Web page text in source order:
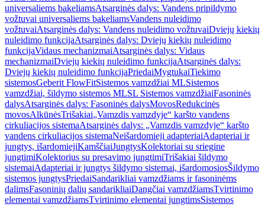
universaliems bakeliamsAtsarginės dalys: Vandens pripildymo
vožtuvai universaliems bakeliamsVandens nuleidimo
vožtuvaiAtsarginės dalys: Vandens nuleidimo vožtuvaiDviejų kiekių
nuleidimo funkcijaAtsarginės dalys: Dviejų kiekių nuleidimo
funkcijaVidaus mechanizmaiAtsarginės dalys: Vidaus
mechanizmaiDviejų kiekių nuleidimo funkcijaAtsarginės dalys:
Dviejų kiekių nuleidimo funkcijaPriedaiMygtukaiTiekimo
sistemosGeberit FlowFitSistemos vamzdžiai MLSistemos
vamzdžiai, šildymo sistemos MLSL Sistemos vamzdžiaiFasoninės
dalysAtsarginės dalys: Fasoninės dalysMovosRedukcinės
movosAlkūnėsTrišakiai„Vamzdis vamzdyje“ karšto vandens
cirkuliacijos sistemaAtsarginės dalys: „Vamzdis vamzdyje“ karšto
vandens cirkuliacijos sistemaNeišardomieji adapteriaiAdapteriai ir
jungtys, išardomiejiKamščiaiJungtysKolektoriai su sriegine
jungtimiKolektorius su presavimo jungtimiTrišakiai šildymo
sistemaiAdapteriai ir jungtys šildymo sistemai, išardomosiosŠildymo
sistemos jungtysPriedaiSandarikliai vamzdžiams ir fasoninėms
dalimsFasoninių dalių sandarikliaiDangčiai vamzdžiamsTvirtinimo
elementai vamzdžiamsTvirtinimo elementai jungtimsSistemos